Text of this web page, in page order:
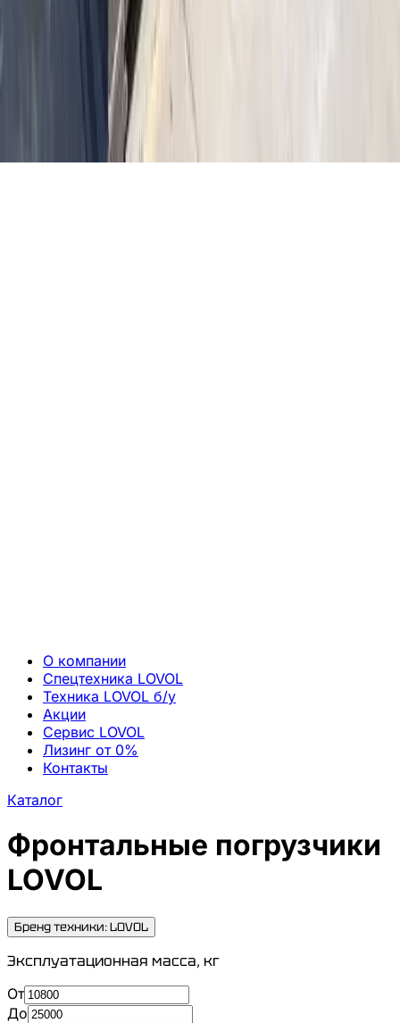
О компании
Спецтехника LOVOL
Техника LOVOL б/у
Акции
Сервис LOVOL
Лизинг от 0%
Контакты
Каталог
Фронтальные погрузчики
LOVOL
Бренд техники: LOVOL
Эксплуатационная масса, кг
От
До